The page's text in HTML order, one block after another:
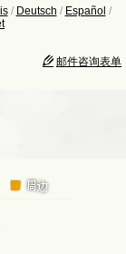
/ Deutsch / Español /
邮件咨询表单